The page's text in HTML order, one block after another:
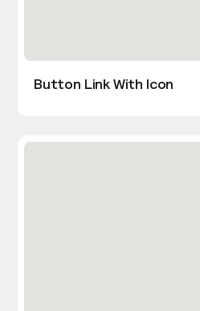
Button Link With Icon